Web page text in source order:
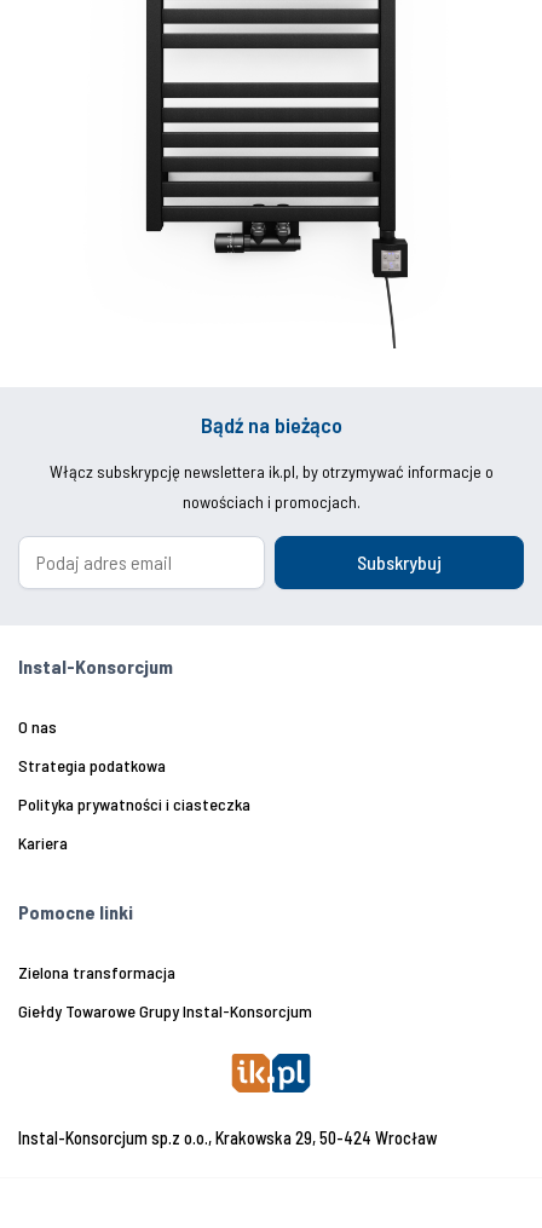
Bądź na bieżąco
Włącz subskrypcję newslettera ik.pl, by otrzymywać informacje o
nowościach i promocjach.
Subskrybuj
Instal-Konsorcjum
O nas
Strategia podatkowa
Polityka prywatności i ciasteczka
Kariera
Pomocne linki
Zielona transformacja
Giełdy Towarowe Grupy Instal-Konsorcjum
Instal-Konsorcjum sp.z o.o., Krakowska 29, 50-424 Wrocław